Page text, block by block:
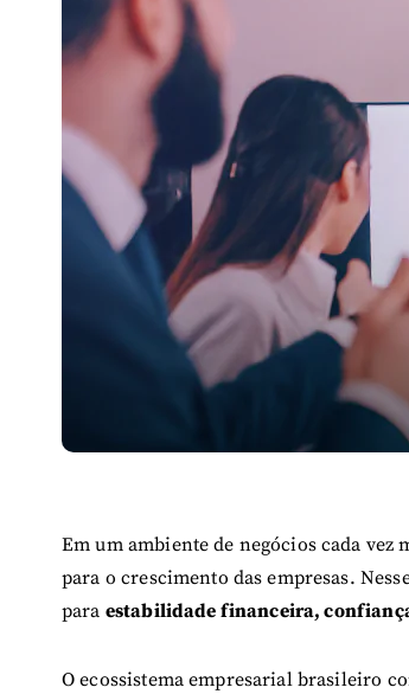
Em um ambiente de negócios cada
para o crescimento das empresas.
para estabilidade financeira,
O ecossistema empresarial brasileiro